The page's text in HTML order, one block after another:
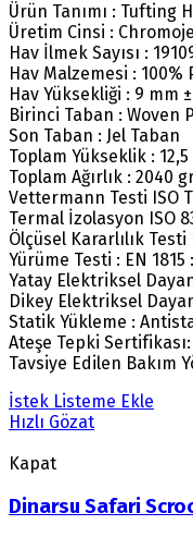
Ürün Tanımı : Tufting
Üretim Cinsi :
Hav İlmek Sayısı :
Hav Malzemesi : 100%
Hav Yüksekliği : 9 mm
Birinci Taban : Woven
Son Taban : Jel Taban
Toplam Yükseklik : 12,5
Toplam Ağırlık : 2040
Vettermann Testi ISO
Termal İzolasyon ISO
Ölçüsel Kararlılık
Yürüme Testi : EN 1815
Yatay Elektriksel
Dikey Elektriksel
Statik Yükleme :
Ateşe Tepki Sertifikası:
Tavsiye Edilen Bakım
İstek Listeme Ekle
Hızlı Gözat
Kapat
Dinarsu Safari